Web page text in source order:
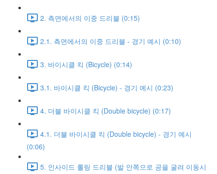
2. 측면에서의 이중 드리블 (0:15)
2.1. 측면에서의 이중 드리블 - 경기 예시 (0:10)
3. 바이시클 킥 (Bicycle) (0:14)
3.1. 바이시클 킥 (Bicycle) - 경기 예시 (0:23)
4. 더블 바이시클 킥 (Double bicycle) (0:17)
4.1. 더블 바이시클 킥 (Double bicycle) - 경기 예시
(0:06)
5. 인사이드 롤링 드리블 (발 안쪽으로 공을 굴려 이동시